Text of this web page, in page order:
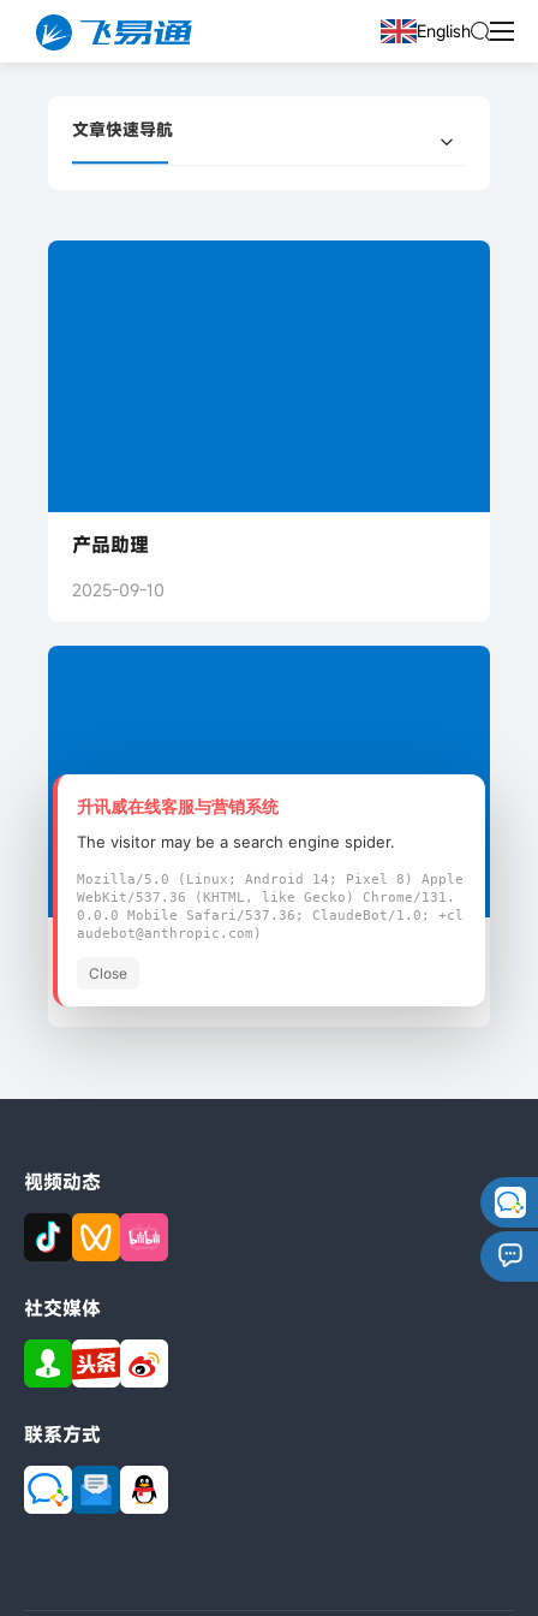
English
文章快速导航
产品助理
2025-09-10
视频动态
社交媒体
联系方式
升讯威在线客服与营销系统
The visitor may be a search engine spider.
Mozilla/5.0 (Linux; Android 14; Pixel 8) Apple
WebKit/537.36 (KHTML, like Gecko) Chrome/131.
0.0.0 Mobile Safari/537.36; ClaudeBot/1.0; +cl
audebot@anthropic.com)
Close